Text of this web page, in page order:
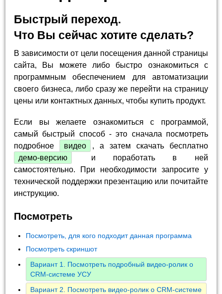
Быстрый переход.
Что Вы сейчас хотите сделать?
В зависимости от цели посещения данной страницы
сайта, Вы можете либо быстро ознакомиться с
программным обеспечением для автоматизации
своего бизнеса, либо сразу же перейти на страницу
цены или контактных данных, чтобы купить продукт.
Если вы желаете ознакомиться с программой,
самый быстрый способ - это сначала посмотреть
подробное
видео
, а затем скачать бесплатно
демо-версию
и поработать в ней
самостоятельно. При необходимости запросите у
технической поддержки презентацию или почитайте
инструкцию.
Посмотреть
Посмотреть, для кого подходит данная программа
Посмотреть скриншот
Вариант 1. Посмотреть подробный видео-ролик о
CRM-системе УСУ
Вариант 2. Посмотреть видео-ролик о CRM-системе